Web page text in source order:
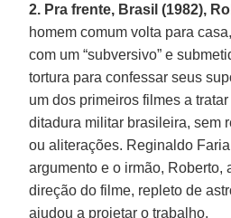
2. Pra frente, Brasil (1982),
homem comum volta para
com um “subversivo” e
tortura para confessar seus
um dos primeiros filmes a
ditadura militar brasileira, sem
ou aliterações. Reginaldo
argumento e o irmão, Roberto,
direção do filme, repleto de
ajudou a projetar o trabalho.